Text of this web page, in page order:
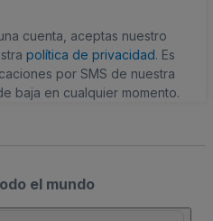
cuenta, aceptas nuestro
política de privacidad. Es
por SMS de nuestra
baja en cualquier momento.
el mundo